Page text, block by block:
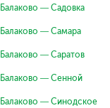
Балаково — Садовка
Балаково — Самара
Балаково — Саратов
Балаково — Сенной
Балаково — Синодское